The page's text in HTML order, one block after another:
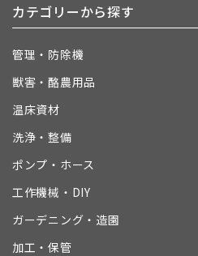
カテゴリーから探す
管理・防除機
獣害・酪農用品
温床資材
洗浄・整備
ポンプ・ホース
工作機械・DIY
ガーデニング・造園
加工・保管